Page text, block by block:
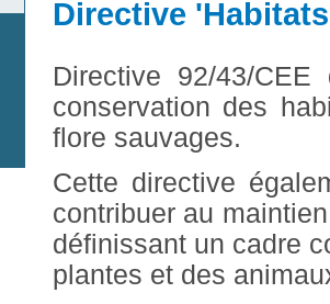
Directive
Directive 92/43/
conservation des
flore sauvages.
Cette directive
contribuer au
définissant un cadre
plantes et des